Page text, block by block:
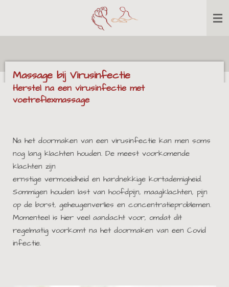
naar
hoofdinhoud
Massage bij Virusinfectie
Herstel na een virusinfectie met
voetreflexmassage
Na het doormaken van een virusinfectie kan men soms
nog lang klachten houden. De meest voorkomende
klachten zijn
ernstige vermoeidheid en hardnekkige kortademigheid.
Sommigen houden last van hoofdpijn, maagklachten, pijn
op de borst, geheugenverlies en concentratieproblemen.
Momenteel is hier veel aandacht voor, omdat dit
regelmatig voorkomt na het doormaken van een Covid
infectie.